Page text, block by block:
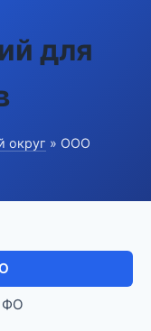
для
округ » ООО
ФО